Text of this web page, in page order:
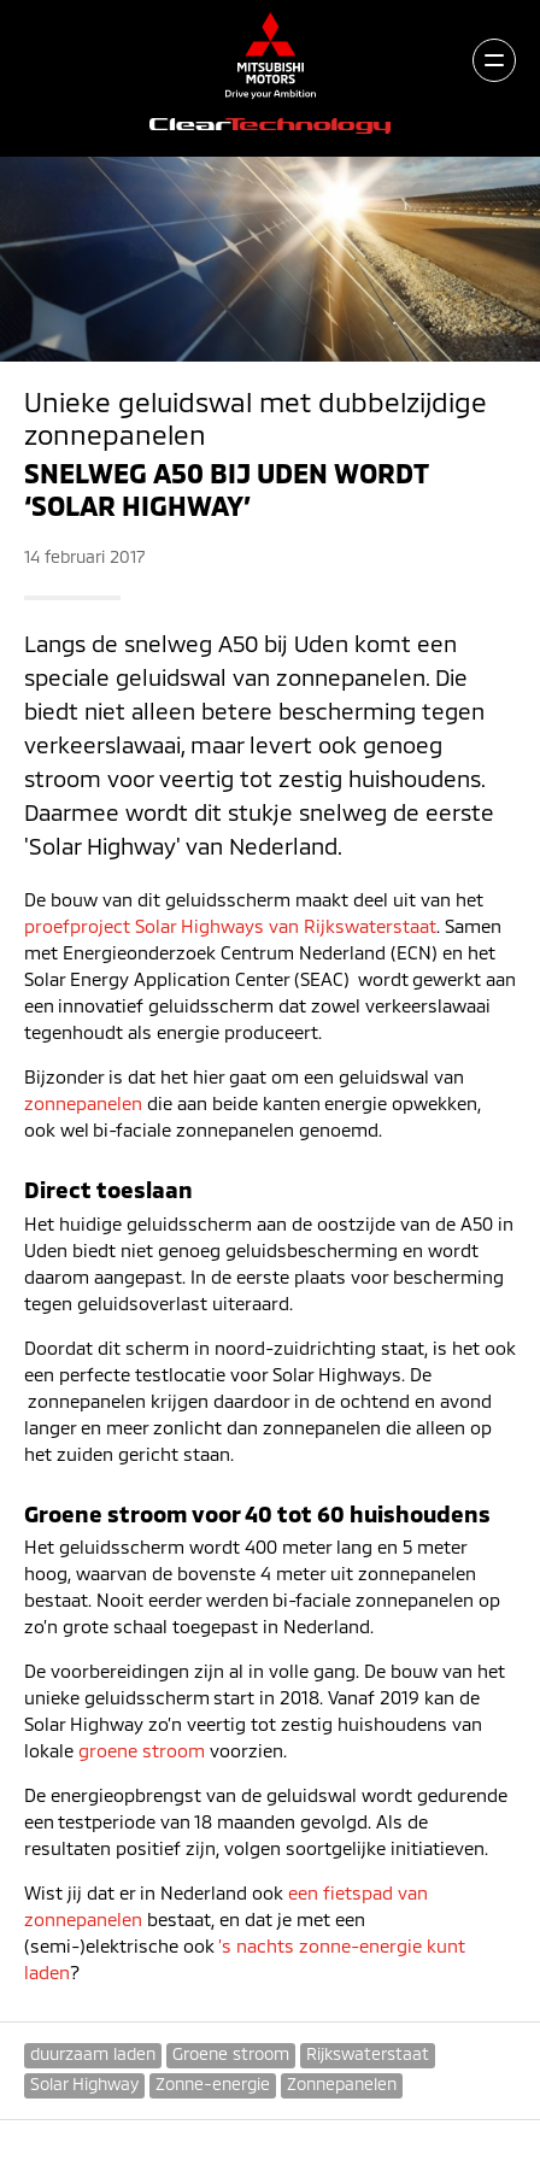
Unieke geluidswal met dubbelzijdige
zonnepanelen
SNELWEG A50 BIJ UDEN WORDT
‘SOLAR HIGHWAY’
14 februari 2017
Langs de snelweg A50 bij Uden komt een
speciale geluidswal van zonnepanelen. Die
biedt niet alleen betere bescherming tegen
verkeerslawaai, maar levert ook genoeg
stroom voor veertig tot zestig huishoudens.
Daarmee wordt dit stukje snelweg de eerste
'Solar Highway' van Nederland.
De bouw van dit geluidsscherm maakt deel uit van het
proefproject Solar Highways van Rijkswaterstaat. Samen
met Energieonderzoek Centrum Nederland (ECN) en het
Solar Energy Application Center (SEAC) wordt gewerkt aan
een innovatief geluidsscherm dat zowel verkeerslawaai
tegenhoudt als energie produceert.
Bijzonder is dat het hier gaat om een geluidswal van
zonnepanelen die aan beide kanten energie opwekken,
ook wel bi-faciale zonnepanelen genoemd.
Direct toeslaan
Het huidige geluidsscherm aan de oostzijde van de A50 in
Uden biedt niet genoeg geluidsbescherming en wordt
daarom aangepast. In de eerste plaats voor bescherming
tegen geluidsoverlast uiteraard.
Doordat dit scherm in noord-zuidrichting staat, is het ook
een perfecte testlocatie voor Solar Highways. De
zonnepanelen krijgen daardoor in de ochtend en avond
langer en meer zonlicht dan zonnepanelen die alleen op
het zuiden gericht staan.
Groene stroom voor 40 tot 60 huishoudens
Het geluidsscherm wordt 400 meter lang en 5 meter
hoog, waarvan de bovenste 4 meter uit zonnepanelen
bestaat. Nooit eerder werden bi-faciale zonnepanelen op
zo’n grote schaal toegepast in Nederland.
De voorbereidingen zijn al in volle gang. De bouw van het
unieke geluidsscherm start in 2018. Vanaf 2019 kan de
Solar Highway zo’n veertig tot zestig huishoudens van
lokale groene stroom voorzien.
De energieopbrengst van de geluidswal wordt gedurende
een testperiode van 18 maanden gevolgd. Als de
resultaten positief zijn, volgen soortgelijke initiatieven.
Wist jij dat er in Nederland ook een fietspad van
zonnepanelen bestaat, en dat je met een
(semi-)elektrische ook’s nachts zonne-energie kunt
laden?
duurzaam laden Groene stroom
Rijkswaterstaat
Solar Highway
Zonne-energie Zonnepanelen